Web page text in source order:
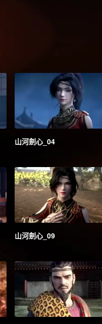
山河劍心_04
山河劍心_09